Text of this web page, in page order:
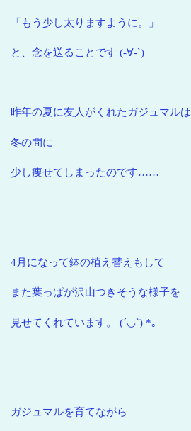
「もう少し太りますように。」
と、念を送ることです (-∀-`)
昨年の夏に友人がくれたガジュマルは
冬の間に
少し痩せてしまったのです……
4月になって鉢の植え替えもして
また葉っぱが沢山つきそうな様子を
見せてくれています。 (´◡`) *｡
ガジュマルを育てながら